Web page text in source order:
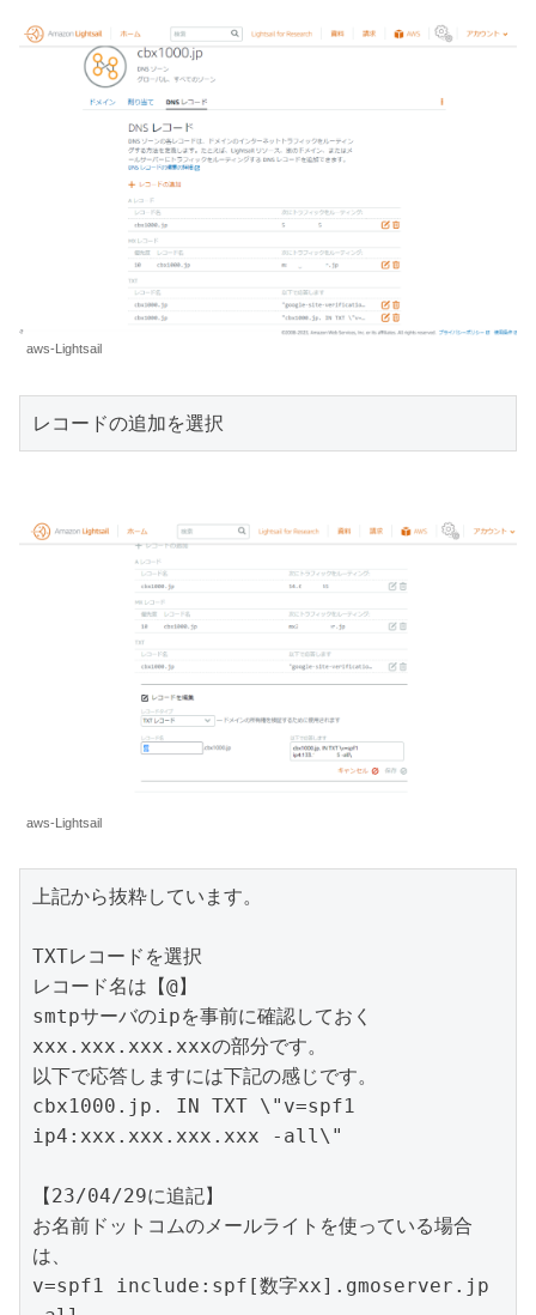
aws-Lightsail
レコードの追加を選択
aws-Lightsail
上記から抜粋しています。
TXTレコードを選択
レコード名は【@】
smtpサーバのipを事前に確認しておく
xxx.xxx.xxx.xxxの部分です。
以下で応答しますには下記の感じです。
cbx1000.jp. IN TXT \"v=spf1
ip4:xxx.xxx.xxx.xxx -all\"
【23/04/29に追記】
お名前ドットコムのメールライトを使っている場合
は、
v=spf1 include:spf[数字xx].gmoserver.jp